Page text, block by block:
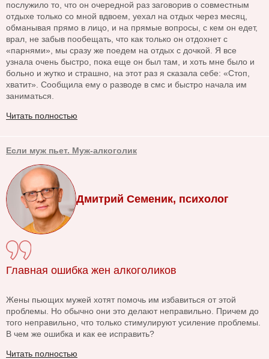
послужило то, что он очередной раз заговорив о совместным
отдыхе только со мной вдвоем, уехал на отдых через месяц,
обманывая прямо в лицо, и на прямые вопросы, с кем он едет,
врал, не забыв пообещать, что как только он отдохнет с
«парнями», мы сразу же поедем на отдых с дочкой. Я все
узнала очень быстро, пока еще он был там, и хоть мне было и
больно и жутко и страшно, на этот раз я сказала себе: «Стоп,
хватит». Сообщила ему о разводе в смс и быстро начала им
заниматься.
Читать полностью
Если муж пьет. Муж-алкоголик
Дмитрий Семеник, психолог
Главная ошибка жен алкоголиков
Жены пьющих мужей хотят помочь им избавиться от этой
проблемы. Но обычно они это делают неправильно. Причем до
того неправильно, что только стимулируют усиление проблемы.
В чем же ошибка и как ее исправить?
Читать полностью